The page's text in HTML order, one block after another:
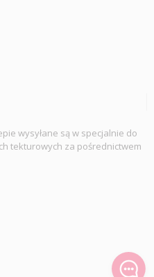
wysyłane są w specjalnie do
tekturowych za pośrednictwem